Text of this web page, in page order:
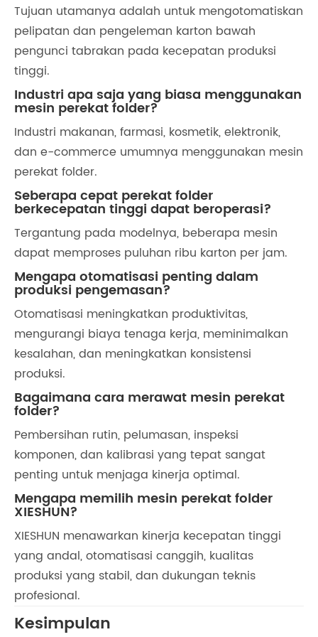
Tujuan utamanya adalah untuk mengotomatiskan
pelipatan dan pengeleman karton bawah
pengunci tabrakan pada kecepatan produksi
tinggi.
Industri apa saja yang biasa menggunakan
mesin perekat folder?
Industri makanan, farmasi, kosmetik, elektronik,
dan e-commerce umumnya menggunakan mesin
perekat folder.
Seberapa cepat perekat folder
berkecepatan tinggi dapat beroperasi?
Tergantung pada modelnya, beberapa mesin
dapat memproses puluhan ribu karton per jam.
Mengapa otomatisasi penting dalam
produksi pengemasan?
Otomatisasi meningkatkan produktivitas,
mengurangi biaya tenaga kerja, meminimalkan
kesalahan, dan meningkatkan konsistensi
produksi.
Bagaimana cara merawat mesin perekat
folder?
Pembersihan rutin, pelumasan, inspeksi
komponen, dan kalibrasi yang tepat sangat
penting untuk menjaga kinerja optimal.
Mengapa memilih mesin perekat folder
XIESHUN?
XIESHUN menawarkan kinerja kecepatan tinggi
yang andal, otomatisasi canggih, kualitas
produksi yang stabil, dan dukungan teknis
profesional.
Kesimpulan